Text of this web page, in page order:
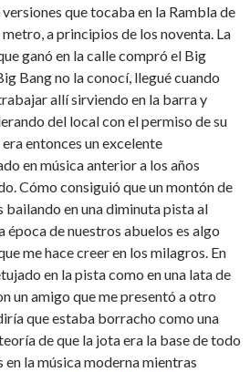
que tocaba en la Rambla de
a principios de los noventa. La
ganó en la calle compró el Big
Bang no la conocí, llegué cuando
allí sirviendo en la barra y
del local con el permiso de su
entonces un excelente
en música anterior a los años
Cómo consiguió que un montón de
bailando en una diminuta pista al
época de nuestros abuelos es algo
me hace creer en los milagros. En
en la pista como en una lata de
un amigo que me presentó a otro
que estaba borracho como una
de que la jota era la base de todo
en la música moderna mientras